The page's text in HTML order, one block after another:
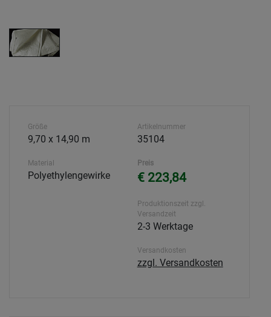
Größe
9,70 x 14,90 m
Material
Polyethylengewirke
Artikelnummer
35104
Preis
€ 223,84
Produktionszeit zzgl.
Versandzeit
2-3 Werktage
Versandkosten
zzgl. Versandkosten